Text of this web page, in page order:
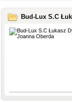
Bud-Lux S.C